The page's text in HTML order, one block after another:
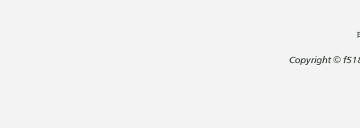
Copyright©